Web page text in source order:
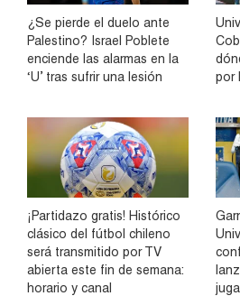
¿Se pierde el duelo ante
Palestino? Israel Poblete
enciende las alarmas en la
‘U’ tras sufrir una lesión
por
¡Partidazo gratis! Histórico
clásico del fútbol chileno
será transmitido por TV
abierta este fin de semana:
horario y canal